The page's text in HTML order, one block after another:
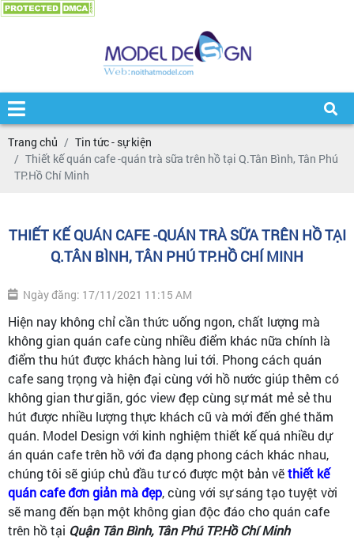
Trang chủ
Tin tức - sự kiện
Thiết kế quán cafe -quán trà sữa trên hồ tại Q.Tân Bình, Tân Phú
TP.Hồ Chí Minh
THIẾT KẾ QUÁN CAFE -QUÁN TRÀ SỮA TRÊN HỒ TẠI
Q.TÂN BÌNH, TÂN PHÚ TP.HỒ CHÍ MINH
Ngày đăng: 17/11/2021 11:15 AM
Hiện nay không chỉ cần thức uống ngon, chất lượng mà
không gian quán cafe cùng nhiều điểm khác nữa chính là
điểm thu hút được khách hàng lui tới. Phong cách quán
cafe sang trọng và hiện đại cùng với hồ nước giúp thêm có
không gian thư giãn, góc view đẹp cùng sự mát mẻ sẻ thu
hút được nhiều lượng thực khách cũ và mới đến ghé thăm
quán. Model Design với kinh nghiệm thiết kế quá nhiều dự
án quán cafe trên hồ với đa dạng phong cách khác nhau,
chúng tôi sẽ giúp chủ đầu tư có được một bản vẽthiết kế
quán cafe đơn giản mà đẹp, cùng với sự sáng tạo tuyệt vời
sẽ mang đến bạn một không gian độc đáo cho quán cafe
trên hồ tại Quận Tân Bình, Tân Phú TP.Hồ Chí Minh